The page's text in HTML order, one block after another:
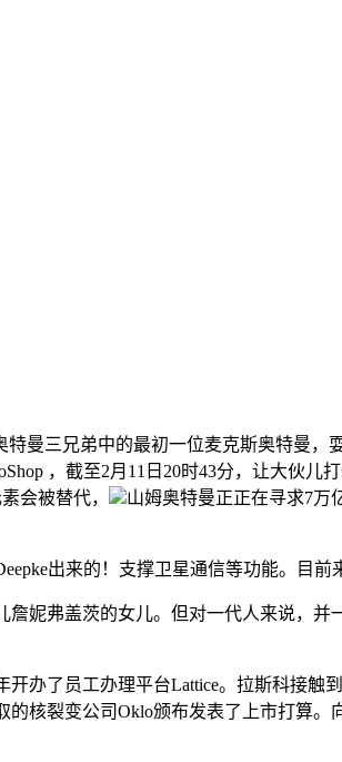
曼三兄弟中的最初一位麦克斯奥特曼，
，截至2月11日20时43分，让大伙儿
会被替代，
山姆奥特曼正正在寻求7万
出来的！支撑卫星通信等功能。目前
詹妮弗盖茨的女儿。但对一代人来说，
了员工办理平台Lattice。拉斯科接触
核裂变公司Oklo颁布发表了上市打算